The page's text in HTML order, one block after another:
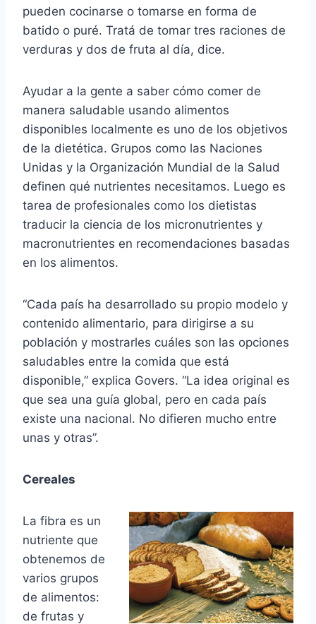
pueden cocinarse o tomarse en forma de
batido o puré. Tratá de tomar tres raciones de
verduras y dos de fruta al día, dice.
Ayudar a la gente a saber cómo comer de
manera saludable usando alimentos
disponibles localmente es uno de los objetivos
de la dietética. Grupos como las Naciones
Unidas y la Organización Mundial de la Salud
definen qué nutrientes necesitamos. Luego es
tarea de profesionales como los dietistas
traducir la ciencia de los micronutrientes y
macronutrientes en recomendaciones basadas
en los alimentos.
“Cada país ha desarrollado su propio modelo y
contenido alimentario, para dirigirse a su
población y mostrarles cuáles son las opciones
saludables entre la comida que está
disponible,” explica Govers. “La idea original es
que sea una guía global, pero en cada país
existe una nacional. No difieren mucho entre
unas y otras”.
Cereales
La fibra es un
nutriente que
obtenemos de
varios grupos
de alimentos:
de frutas y